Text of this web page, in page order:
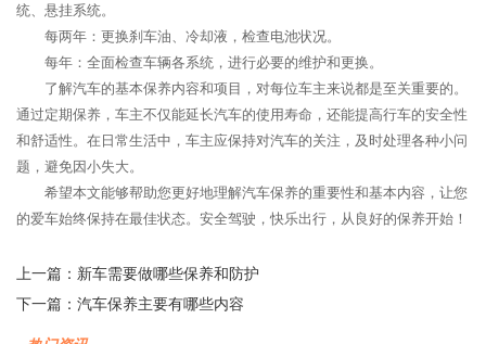
统、悬挂系统。
每两年：更换刹车油、冷却液，检查电池状况。
每年：全面检查车辆各系统，进行必要的维护和更换。
了解汽车的基本保养内容和项目，对每位车主来说都是至关重要的。
通过定期保养，车主不仅能延长汽车的使用寿命，还能提高行车的安全性
和舒适性。在日常生活中，车主应保持对汽车的关注，及时处理各种小问
题，避免因小失大。
希望本文能够帮助您更好地理解汽车保养的重要性和基本内容，让您
的爱车始终保持在最佳状态。安全驾驶，快乐出行，从良好的保养开始！
上一篇： 新车需要做哪些保养和防护
下一篇： 汽车保养主要有哪些内容